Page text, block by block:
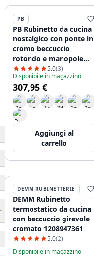
PB
PB Rubinetto da cucina
nostalgico con ponte in
cromo beccuccio
rotondo e manopole
bianche PBN.CHR.R.WH
5.0(3)
Disponibile in magazzino
307,95 €
Aggiungi al
carrello
DEMM RUBINETTERIE
DEMM Rubinetto
termostatico da cucina
con beccuccio girevole
cromato 1208947361
5.0(2)
Disponibile in magazzino